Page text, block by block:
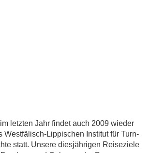
letzten Jahr findet auch 2009 wieder
Westfälisch-Lippischen Institut für Turn-
statt. Unsere diesjährigen Reiseziele